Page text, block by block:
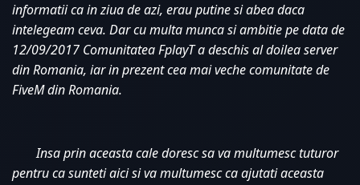
informatii ca in ziua de azi, erau putine si abea daca
intelegeam ceva. Dar cu multa munca si ambitie pe data de
12/09/2017 Comunitatea FplayT a deschis al doilea server
din Romania, iar in prezent cea mai veche comunitate de
FiveM din Romania.
Insa prin aceasta cale doresc sa va multumesc tuturor
pentru ca sunteti aici si va multumesc ca ajutati aceasta